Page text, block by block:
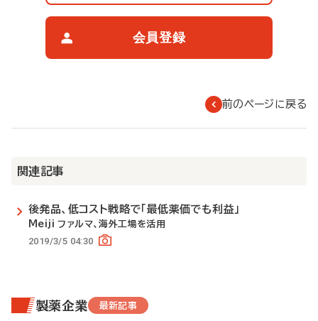
会員登録
前のページに戻る
関連記事
後発品、低コスト戦略で「最低薬価でも利益」
Meiji ファルマ、海外工場を活用
2019/3/5 04:30
製薬企業 最新記事